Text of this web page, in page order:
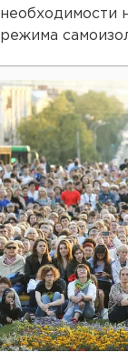
необходимости
режима